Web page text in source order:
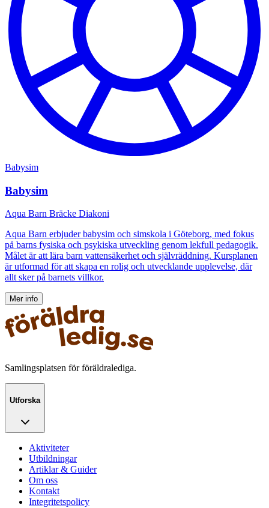
Babysim
Babysim
Aqua Barn Bräcke Diakoni
Aqua Barn erbjuder babysim och simskola i Göteborg, med fokus
på barns fysiska och psykiska utveckling genom lekfull pedagogik.
Målet är att lära barn vattensäkerhet och självräddning. Kursplanen
är utformad för att skapa en rolig och utvecklande upplevelse, där
allt sker på barnets villkor.
Mer info
Samlingsplatsen för föräldralediga.
Utforska
Aktiviteter
Utbildningar
Artiklar & Guider
Om oss
Kontakt
Integritetspolicy